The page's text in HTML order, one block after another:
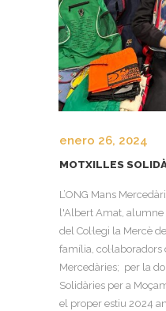
enero 26, 2024
MOTXILLES
L’ONG Mans
l'Albert Amat, alumne
del Col·legi la Mercè
família, col·laboradors
Mercedàries; per la
Solidàries per a
el proper estiu 2024